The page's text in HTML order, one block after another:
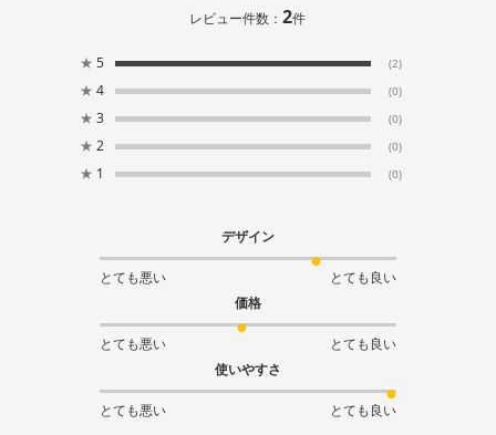
レビュー件数：2件
★ 5 (2)
★ 4 (0)
★ 3 (0)
★ 2 (0)
★ 1 (0)
デザイン
とても悪い
とても良い
価格
とても悪い
とても良い
使いやすさ
とても悪い とても良い